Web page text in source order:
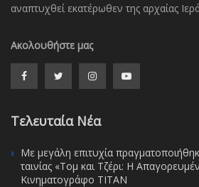
αναπτυχθεί εκατέρωθεν της αρχαίας
Ακολουθήστε μας
Τελευταία Νέα
Με μεγάλη επιτυχία
ταινίας «Τομ και Τζέρι: Η
Κινηματογράφο ΤΙΤΑΝ